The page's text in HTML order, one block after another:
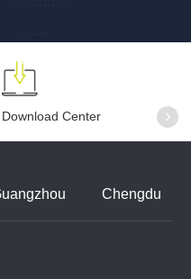
Download Center
Chengdu